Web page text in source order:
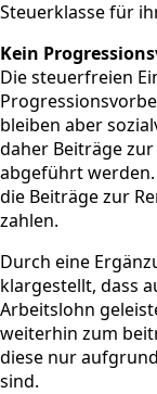
Steuerklasse für
Kein
Die steuerfreien
bleiben aber
daher Beiträge
abgeführt
die Beiträge zur
zahlen.
Durch eine
klargestellt, dass
Arbeitslohn
weiterhin zum
diese nur
sind.